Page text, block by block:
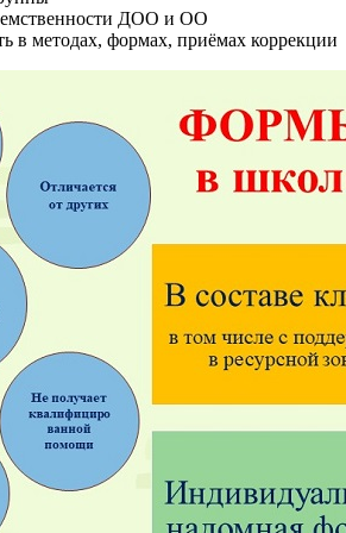
ДОО и ОО
в методах, формах, приёмах коррекции